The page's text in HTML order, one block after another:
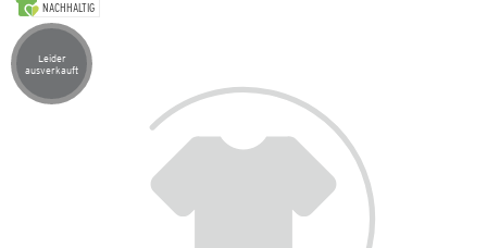
NACHHALTIG
Artikel leider ausverkauft
Leider
ausverkauft